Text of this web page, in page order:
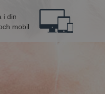
i din
mobil